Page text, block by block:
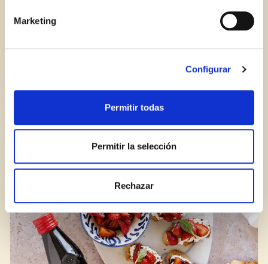
Marketing
Configurar
Permitir todas
Permitir la selección
Rechazar